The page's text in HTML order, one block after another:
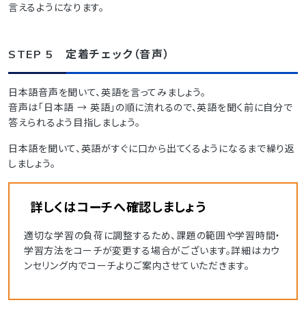
言えるようになります。
STEP 5 定着チェック（音声）
日本語音声を聞いて、英語を言ってみましょう。
音声は「日本語 → 英語」の順に流れるので、英語を聞く前に自分で
答えられるよう目指しましょう。
日本語を聞いて、英語がすぐに口から出てくるようになるまで繰り返
しましょう。
詳しくはコーチへ確認しましょう
適切な学習の負荷に調整するため、課題の範囲や学習時間・
学習方法をコーチが変更する場合がございます。詳細はカウ
ンセリング内でコーチよりご案内させていただきます。